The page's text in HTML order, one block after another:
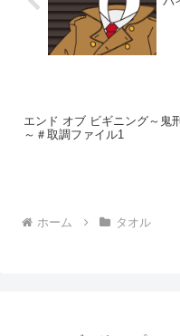
エンド オブ ビギニング～鬼
～＃取調ファイル1
ホーム タオル